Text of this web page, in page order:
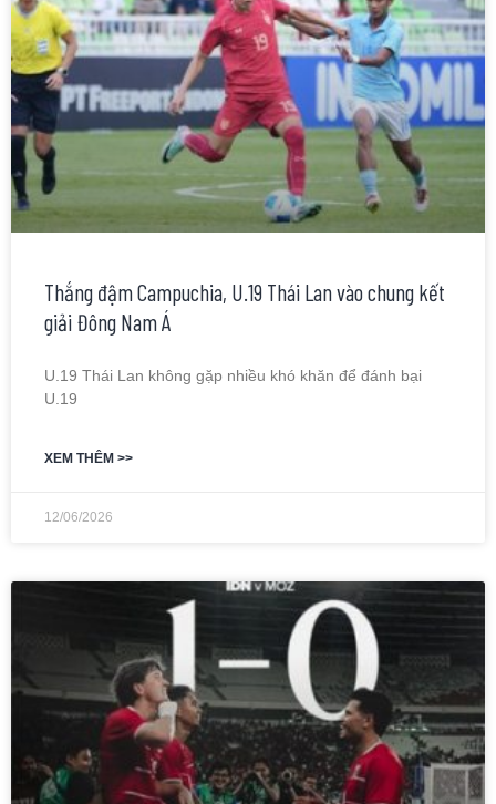
Thắng đậm Campuchia, U.19 Thái Lan vào chung kết
giải Đông Nam Á
U.19 Thái Lan không gặp nhiều khó khăn để đánh bại
U.19
XEM THÊM >>
12/06/2026